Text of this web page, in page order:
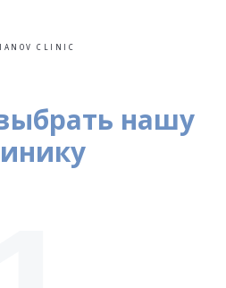
CLINIC
нашу